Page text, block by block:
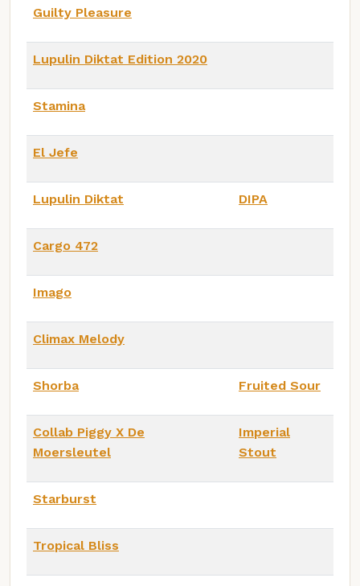
Guilty Pleasure
Lupulin Diktat Edition 2020
Stamina
El Jefe
Lupulin Diktat DIPA
Cargo 472
Imago
Climax Melody
Shorba Fruited Sour
Collab Piggy X De
Moersleutel
Imperial
Stout
Starburst
Tropical Bliss